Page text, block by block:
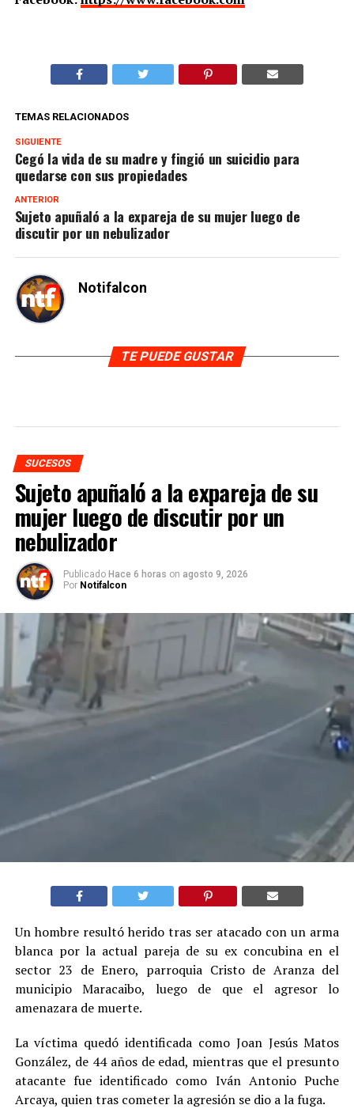
TEMAS RELACIONADOS
SIGUIENTE
Cegó la vida de su madre y fingió un suicidio para
quedarse con sus propiedades
ANTERIOR
Sujeto apuñaló a la expareja de su mujer luego de
discutir por un nebulizador
Notifalcon
TE PUEDE GUSTAR
SUCESOS
Sujeto apuñaló a la expareja de su
mujer luego de discutir por un
nebulizador
Publicado Hace 6 horas on agosto 9, 2026
Por Notifalcon
Un hombre resultó herido tras ser atacado con un arma
blanca por la actual pareja de su ex concubina en el
sector 23 de Enero, parroquia Cristo de Aranza del
municipio Maracaibo, luego de que el agresor lo
amenazara de muerte.
La víctima quedó identificada como Joan Jesús Matos
González, de 44 años de edad, mientras que el presunto
atacante fue identificado como Iván Antonio Puche
Arcaya, quien tras cometer la agresión se dio a la fuga.